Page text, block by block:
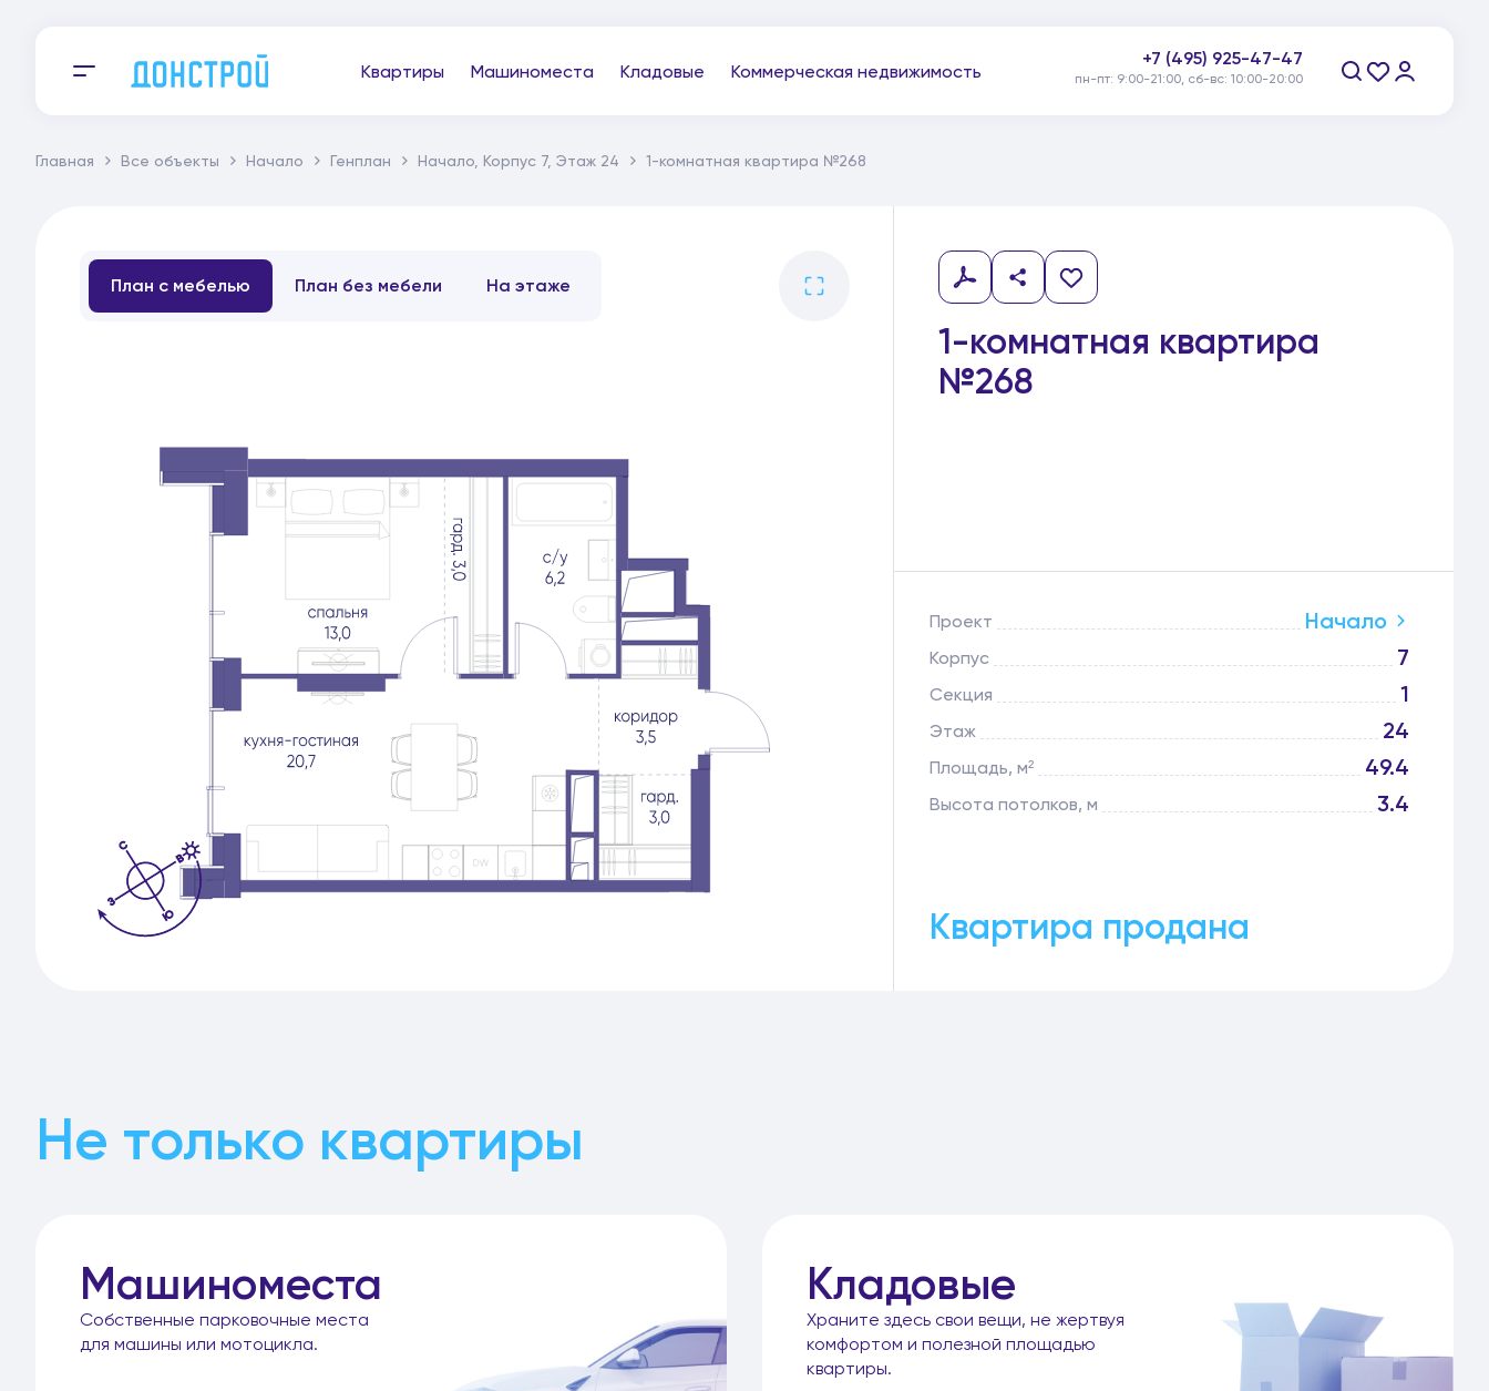
Квартиры Машиноместа Кладовые Коммерческая недвижимость
+7 (495) 925-47-47
пн-пт: 9:00-21:00, сб-вс: 10:00-20:00
Главная Все объекты Начало Генплан Начало, Корпус 7, Этаж 24 1-комнатная квартира №268
1-комнатная квартира
№268
План с мебелью План без мебели На этаже
Проект Начало
Корпус 7
Секция 1
Этаж 24
Площадь, м² 49.4
Высота потолков, м 3.4
Квартира продана
Не только квартиры
Машиноместа
Собственные парковочные места
для машины или мотоцикла.
Кладовые
Храните здесь свои вещи, не жертвуя
комфортом и полезной площадью
квартиры.